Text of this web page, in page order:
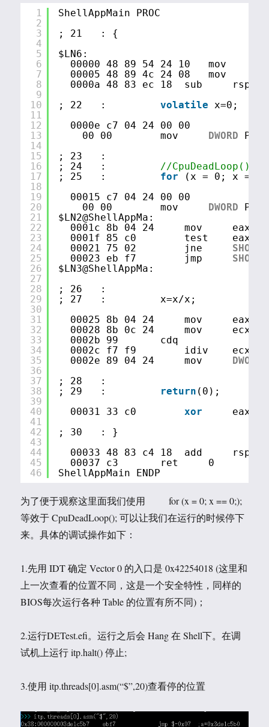
1
2
3
4
5
6
7
8
9
10
11
12
13
14
15
16
17
18
19
20
21
22
23
24
25
26
27
28
29
30
31
32
33
34
35
36
37
38
39
40
41
42
43
44
45
46
ShellAppMain PROC
; 21   : {
$LN6:
00000 48 89 54 24 10   mov
00005 48 89 4c 24 08   mov
0000a 48 83 ec 18  sub     rsp,
; 22   : volatile
x=0;
0000e c7 04 24 00 00
00 00        mov DWORD
; 23   :
; 24   : //CpuDeadLoop();
; 25   : for
(x = 0; x ==
00015 c7 04 24 00 00
00 00        mov DWORD
$LN2@ShellAppMa:
0001c 8b 04 24     mov     eax,
0001f 85 c0        test    eax,
00021 75 02        jne SHORT
00023 eb f7        jmp SHORT
$LN3@ShellAppMa:
; 26   :
; 27   :         x=x/x;
00025 8b 04 24     mov     eax,
00028 8b 0c 24     mov     ecx,
0002b 99       cdq
0002c f7 f9        idiv    ecx
0002e 89 04 24     mov DWORD
; 28   :
; 29   : return (0);
00031 33 c0 xor
eax,
; 30   : }
00033 48 83 c4 18  add     rsp,
00037 c3       ret     0
ShellAppMain ENDP
为了便于观察这里面我们使用 for (x = 0; x == 0;);
等效于 CpuDeadLoop(); 可以让我们在运行的时候停下
来。具体的调试操作如下：
1.先用 IDT 确定 Vector 0 的入口是 0x42254018 (这里和
上一次查看的位置不同，这是一个安全特性，同样的
BIOS每次运行各种 Table 的位置有所不同)；
2.运行DETest.efi。运行之后会 Hang 在 Shell下。在调
试机上运行 itp.halt() 停止;
3.使用 itp.threads[0].asm(“$”,20)查看停的位置